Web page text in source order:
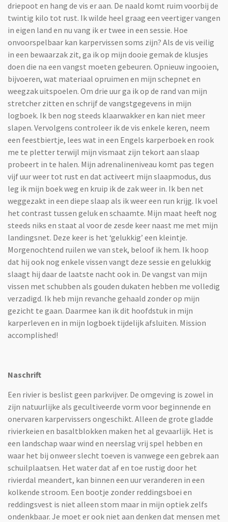
driepoot en hang de vis er aan. De naald komt ruim voorbij de
twintig kilo tot rust. Ik wilde heel graag een veertiger vangen
in eigen land en nu vang ik er twee in een sessie. Hoe
onvoorspelbaar kan karpervissen soms zijn? Als de vis veilig
in een bewaarzak zit, ga ik op mijn dooie gemak de klusjes
doen die na een vangst moeten gebeuren. Opnieuw ingooien,
bijvoeren, wat materiaal opruimen en mijn schepnet en
weegzak uitspoelen. Om drie uur ga ik op de rand van mijn
stretcher zitten en schrijf de vangstgegevens in mijn
logboek. Ik ben nog steeds klaarwakker en kan niet meer
slapen. Vervolgens controleer ik de vis enkele keren, neem
een feestbiertje, lees wat in een Engels karperboek en rook
me te pletter terwijl mijn vismaat zijn tekort aan slaap
probeert in te halen. Mijn adrenalineniveau komt pas tegen
vijf uur weer tot rust en dat activeert mijn slaapmodus, dus
leg ik mijn boek weg en kruip ik de zak weer in. Ik ben net
weggezakt in een diepe slaap als ik weer een run krijg. Ik voel
het contrast tussen geluk en schaamte. Mijn maat heeft nog
steeds niks en staat al voor de zesde keer naast me met mijn
landingsnet. Deze keer is het ‘gelukkig’ een kleintje.
Morgenochtend ruilen we van stek, beloof ik hem. Ik hoop
dat hij ook nog enkele vissen vangt deze sessie en gelukkig
slaagt hij daar de laatste nacht ook in. De vangst van mijn
vissen met schubben als gouden dukaten hebben me volledig
verzadigd. Ik heb mijn revanche gehaald zonder op mijn
gezicht te gaan. Daarmee kan ik dit hoofdstuk in mijn
karperleven en in mijn logboek tijdelijk afsluiten. Mission
accomplished!
Naschrift
Een rivier is beslist geen parkvijver. De omgeving is zowel in
zijn natuurlijke als gecultiveerde vorm voor beginnende en
onervaren karpervissers ongeschikt. Alleen de grote gladde
rivierkeien en basaltblokken maken het al gevaarlijk. Het is
een landschap waar wind en neerslag vrij spel hebben en
waar het bij onweer slecht toeven is vanwege een gebrek aan
schuilplaatsen. Het water dat af en toe rustig door het
rivierdal meandert, kan binnen een uur veranderen in een
kolkende stroom. Een bootje zonder reddingsboei en
reddingsvest is niet alleen stom maar in mijn optiek zelfs
ondenkbaar. Je moet er ook niet aan denken dat mensen met